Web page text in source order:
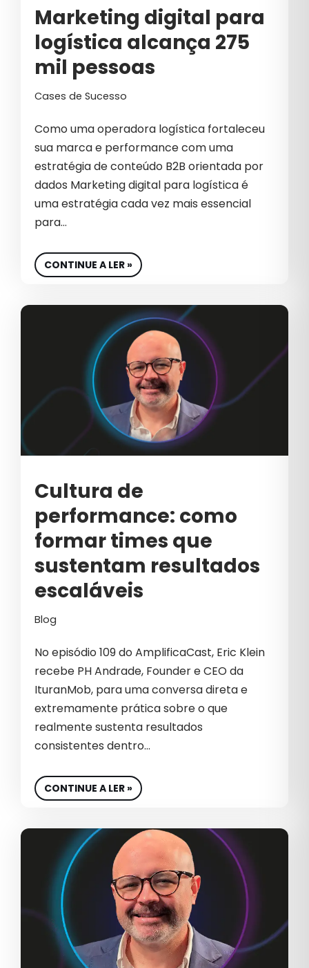
MARKETING DIGITAL PARA
COSMÉTICOS
MARKETING EDUCACIONAL
MARKETING ESTRATÉGICO
MARKETING PARA COSMÉTICOS
MARKETING PREDITIVO
MERCADO IMOBILIÁRIO
MÍDIA PAGA
OUTBOUND MARKETING
PERFORMANCE DIGITAL
PERFORMANCE EM E-COMMERCE
PROTEÇÃO DE DADOS
RETORNO SOBRE INVESTIMENTO
ROI NO E-COMMERCE
SEGURANÇA EM CAMPANHAS
SETOR DE BELEZA
SUCESSO NO MARKETING
TECNOLOGIA PERSONALIZADA
TEMPORADA GROWTH
TRANSFORMAÇÃO
TYP
VAREJO
VENDA B2B
VENDAS
VENDAS B2B
Marketing digital para
logística alcança 275
mil pessoas
Cases de Sucesso
Como uma operadora logística fortaleceu
sua marca e performance com uma
estratégia de conteúdo B2B orientada por
dados Marketing digital para logística é
uma estratégia cada vez mais essencial
para…
CONTINUE A LER »
Cultura de
performance: como
formar times que
sustentam resultados
escaláveis
Blog
No episódio 109 do AmplificaCast, Eric Klein
recebe PH Andrade, Founder e CEO da
IturanMob, para uma conversa direta e
extremamente prática sobre o que
realmente sustenta resultados
consistentes dentro…
CONTINUE A LER »